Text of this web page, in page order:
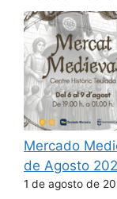
Mercado
de Agosto
1 de agosto de